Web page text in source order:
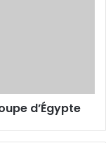
d’Égypte